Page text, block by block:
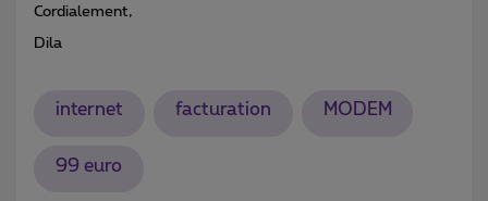
Cordialement,
Dila
internet facturation MODEM
99 euro